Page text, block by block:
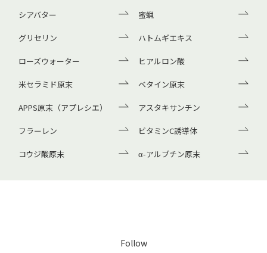
シアバター 蜜蝋
グリセリン ハトムギエキス
ローズウォーター ヒアルロン酸
米セラミド原末 ベタイン原末
APPS原末（アプレシエ） アスタキサンチン
フラーレン ビタミンC誘導体
コウジ酸原末 α-アルブチン原末
Follow